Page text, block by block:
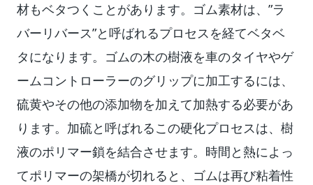
材もベタつくことがあります。ゴム素材は、”ラ
バーリバース”と呼ばれるプロセスを経てベタベ
タになります。ゴムの木の樹液を車のタイヤやゲ
ームコントローラーのグリップに加工するには、
硫黄やその他の添加物を加えて加熱する必要があ
ります。加硫と呼ばれるこの硬化プロセスは、樹
液のポリマー鎖を結合させます。時間と熱によっ
てポリマーの架橋が切れると、ゴムは再び粘着性